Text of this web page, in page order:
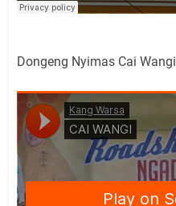
Dongeng Nyimas Cai Wangi